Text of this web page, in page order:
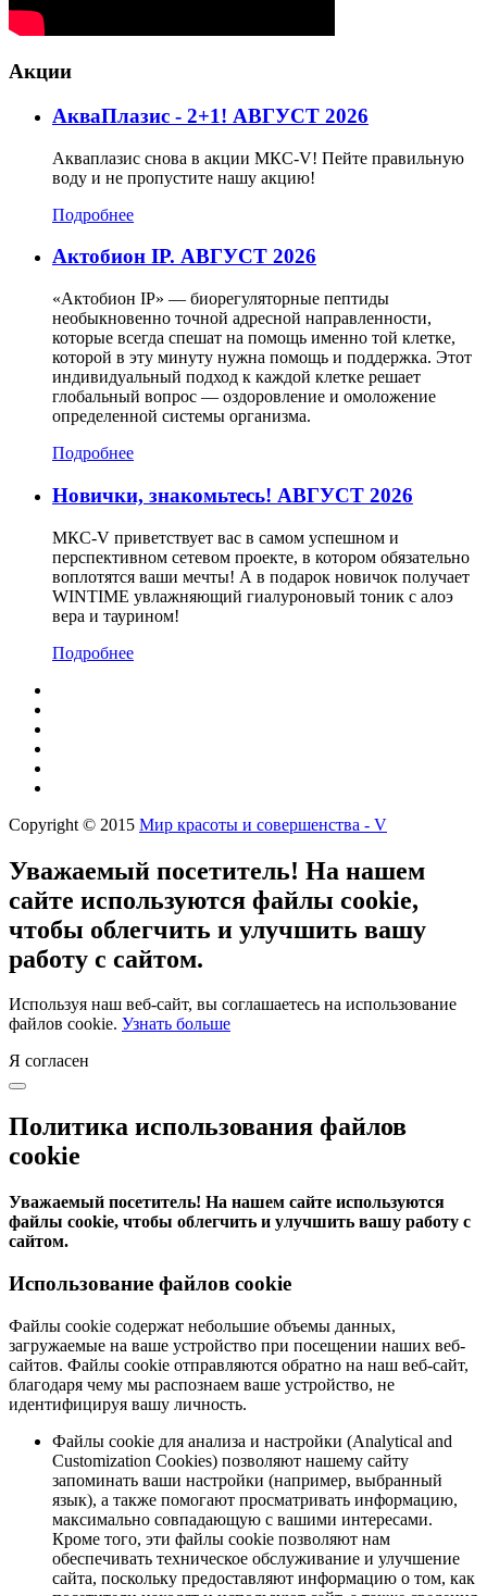
Акции
АкваПлазис - 2+1! АВГУСТ 2026
Акваплазис снова в акции МКС-V! Пейте правильную
воду и не пропустите нашу акцию!
Подробнее
Актобион IP. АВГУСТ 2026
«Актобион IP» — биорегуляторные пептиды
необыкновенно точной адресной направленности,
которые всегда спешат на помощь именно той клетке,
которой в эту минуту нужна помощь и поддержка. Этот
индивидуальный подход к каждой клетке решает
глобальный вопрос — оздоровление и омоложение
определенной системы организма.
Подробнее
Новички, знакомьтесь! АВГУСТ 2026
МКС-V приветствует вас в самом успешном и
перспективном сетевом проекте, в котором обязательно
воплотятся ваши мечты! А в подарок новичок получает
WINTIME увлажняющий гиалуроновый тоник с алоэ
вера и таурином!
Подробнее
Copyright © 2015 Мир красоты и совершенства - V
Уважаемый посетитель! На нашем
сайте используются файлы cookie,
чтобы облегчить и улучшить вашу
работу с сайтом.
Используя наш веб-сайт, вы соглашаетесь на использование
файлов cookie. Узнать больше
Я согласен
Политика использования файлов
cookie
Уважаемый посетитель! На нашем сайте используются
файлы cookie, чтобы облегчить и улучшить вашу работу с
сайтом.
Использование файлов cookie
Файлы cookie содержат небольшие объемы данных,
загружаемые на ваше устройство при посещении наших веб-
сайтов. Файлы cookie отправляются обратно на наш веб-сайт,
благодаря чему мы распознаем ваше устройство, не
идентифицируя вашу личность.
Файлы cookie для анализа и настройки (Analytical and
Customization Cookies) позволяют нашему сайту
запоминать ваши настройки (например, выбранный
язык), а также помогают просматривать информацию,
максимально совпадающую с вашими интересами.
Кроме того, эти файлы cookie позволяют нам
обеспечивать техническое обслуживание и улучшение
сайта, поскольку предоставляют информацию о том, как